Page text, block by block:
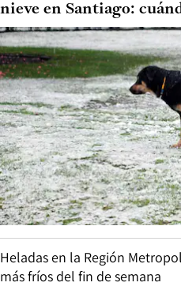
nieve en Santiago:
Heladas en la Región
más fríos del fin de semana